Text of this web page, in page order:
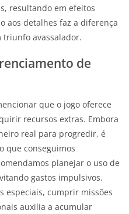
resultando em efeitos
aos detalhes faz a diferença
avassalador.
de
que o jogo oferece
recursos extras. Embora
real para progredir, é
que conseguimos
planejar o uso de
gastos impulsivos.
especiais, cumprir missões
auxilia a acumular